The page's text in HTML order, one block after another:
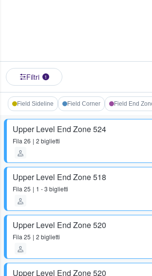
Filtri 1
Field Sideline Field Corner Field End
Upper Level End Zone 524
Fila 26 2 biglietti
Upper Level End Zone 518
Fila 25 1 - 3 biglietti
Upper Level End Zone 520
Fila 25 2 biglietti
Upper Level End Zone 520